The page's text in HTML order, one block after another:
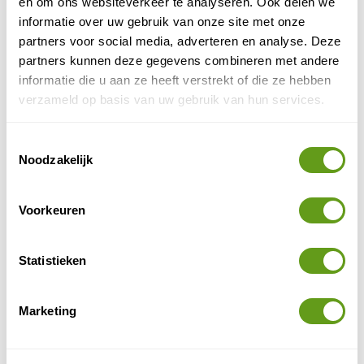
informatie over uw gebruik van onze site met onze
partners voor social media, adverteren en analyse. Deze
partners kunnen deze gegevens combineren met andere
informatie die u aan ze heeft verstrekt of die ze hebben
verzameld op basis van uw gebruik van hun services.
Noodzakelijk
Voorkeuren
Statistieken
Marketing
vele Joshua Trees, geen boom, zoals de naam
doet...
TIP - Natuurgidsen Californië
Illustraties van veel geziene diersoorten.
O.a. walvissen en dolfijnen bij Californië.
Wilde bloemen in Californië